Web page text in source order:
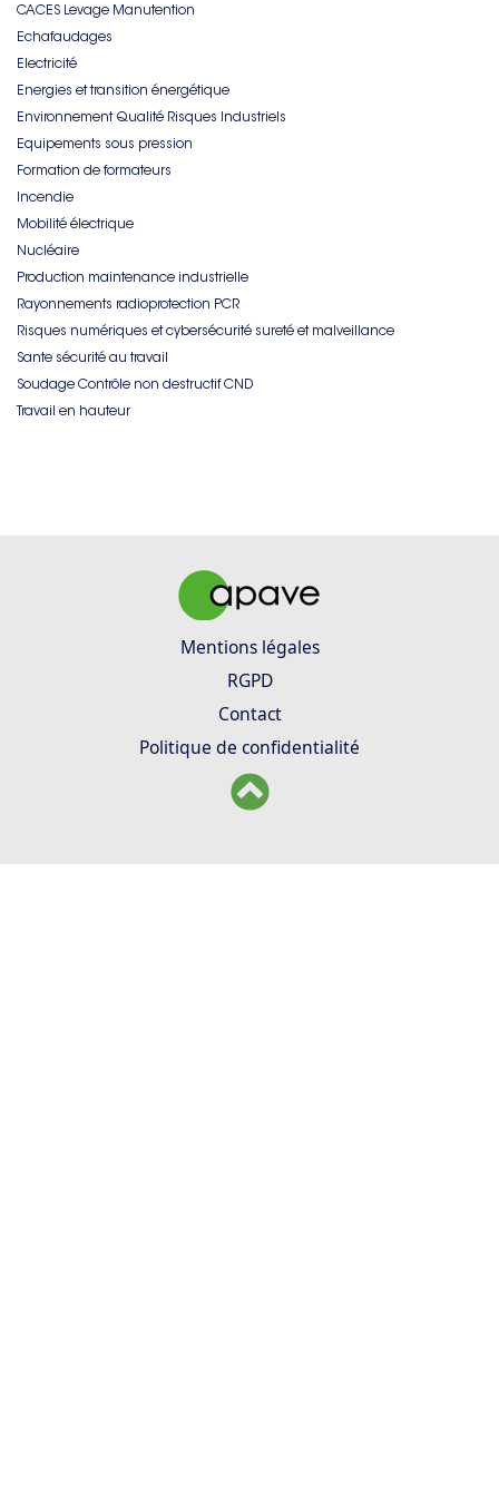
CACES Levage Manutention
Echafaudages
Electricité
Energies et transition énergétique
Environnement Qualité Risques Industriels
Equipements sous pression
Formation de formateurs
Incendie
Mobilité électrique
Nucléaire
Production maintenance industrielle
Rayonnements radioprotection PCR
Risques numériques et cybersécurité sureté et malveillance
Sante sécurité au travail
Soudage Contrôle non destructif CND
Travail en hauteur
Mentions légales
RGPD
Contact
Politique de confidentialité